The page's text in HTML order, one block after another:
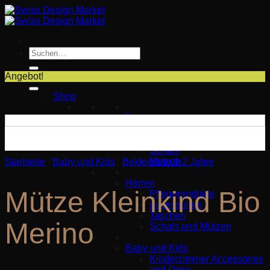
Zum
Inhalt
Suche
nach:
Shop
Damen
Taschen
Schals
Mützen
Herren
Pflegeprodukte
Accessoires
Taschen
Schals und Mützen
Baby und Kids
Kinderzimmer Accessoires
Angebot!
Startseite Baby und Kids Bekleidung 0-2 Jahre
Mütze Kleinkind Bio
Merino